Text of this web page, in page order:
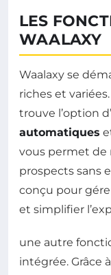
LES
WAALAXY
Waalaxy se
riches et
trouve l’option d’
automatiques
vous permet de
prospects sans
conçu pour
et simplifier
une autre
intégrée. Grâce